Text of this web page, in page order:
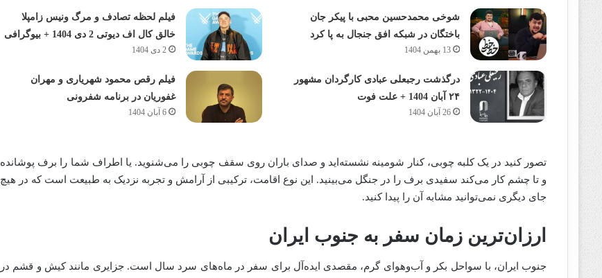
شوخی محمدحسین محبی با پیکر جان
باختگان در شبکه افق جنجال به پا کرد
13 بهمن 1404
فیلم لحظه تصادف و مرگ ونیس زامپلا
خالق کال اف دیوتی 2 دی 1404 + بیوگرافی
2 دی 1404
درگذشت رجبعلی عبادی کارگردان مشهور
۲۴ آبان 1404 + علت فوت
26 آبان 1404
فیلم رقص محمود شهریاری و مهران
غفوریان در برنامه شفرونی
6 آبان 1404
تصور کنید در یک کلبه چوبی، کنار شومینه نشسته‌اید و صدای باران روی سقف چوبی را می‌شنوید. یا اطراف شما را برف پوشانده
و تا چشم کار می‌کند سفیدی برف را در جنگل می‌بینید. این نوع اقامت، ترکیبی از آرامش و تجربه نزدیک به طبیعت است که در هیچ
جای دیگری نمی‌توانید مشابه آن را پیدا کنید.
ارزان‌ترین زمان سفر به جنوب ایران
جنوب ایران، با سواحل بکر و آب‌وهوای گرم، مقصدی ایده‌آل برای سفر در ماه‌های سرد سال است. جزایری مانند کیش و قشم در